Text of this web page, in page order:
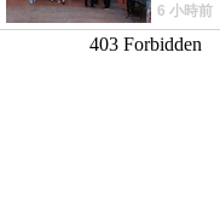
耳機評
6 小時前